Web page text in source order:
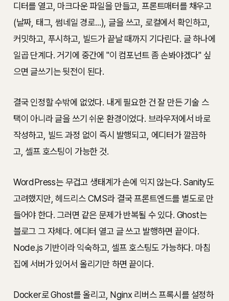
디터를 열고, 마크다운 파일을 만들고, 프론트매터를 채우고
(날짜, 태그, 썸네일 경로...), 글을 쓰고, 로컬에서 확인하고,
커밋하고, 푸시하고, 빌드가 끝날 때까지 기다린다. 글 하나에
일곱 단계다. 거기에 중간에 "이 컴포넌트 좀 손봐야겠다" 싶
으면 글쓰기는 뒷전이 된다.
결국 인정할 수밖에 없었다. 내게 필요한 건 잘 만든 기술 스
택이 아니라 글을 쓰기 쉬운 환경이었다. 브라우저에서 바로
작성하고, 빌드 과정 없이 즉시 발행되고, 에디터가 깔끔하
고, 셀프 호스팅이 가능한 것.
WordPress는 무겁고 생태계가 손에 익지 않는다. Sanity도
고려했지만, 헤드리스 CMS라 결국 프론트엔드를 별도로 만
들어야 한다. 그러면 같은 문제가 반복될 수 있다. Ghost는
블로그 그 자체다. 에디터 열고 글 쓰고 발행하면 끝이다.
Node.js 기반이라 익숙하고, 셀프 호스팅도 가능하다. 마침
집에 서버가 있어서 올리기만 하면 끝이다.
Docker로 Ghost를 올리고, Nginx 리버스 프록시를 설정하